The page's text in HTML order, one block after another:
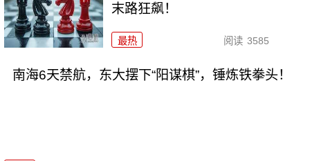
末路狂飙！
最热 阅读 3585
南海6天禁航，东大摆下“阳谋棋”，锤炼铁拳头！